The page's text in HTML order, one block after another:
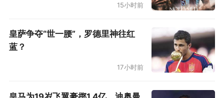
15小时前
皇萨争夺“世一腰”，罗德里神往红
蓝？
17小时前